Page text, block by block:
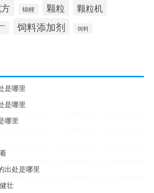
锦鲤 颗粒 颗粒机
饲料添加剂 饵料
是哪里
是哪里
哪里
出处是哪里
壮